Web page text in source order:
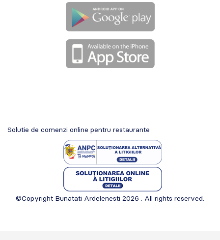
Solutie de comenzi online pentru restaurante
©Copyright Bunatati Ardelenesti 2026 . All rights reserved.